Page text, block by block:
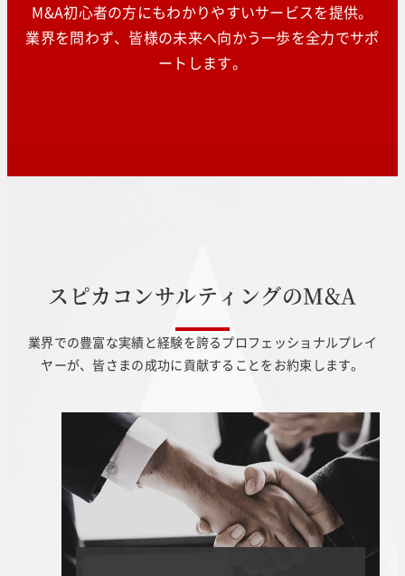
M&A初心者の方にもわかりやすいサービスを提供。
業界を問わず、皆様の未来へ向かう一歩を全力でサポ
ートします。
スピカ コ ンサルティ ングのM&A
業界での豊富な実績と経験を誇るプロフェッショナルプレイ
ヤーが、皆さまの成功に貢献することをお約束します。